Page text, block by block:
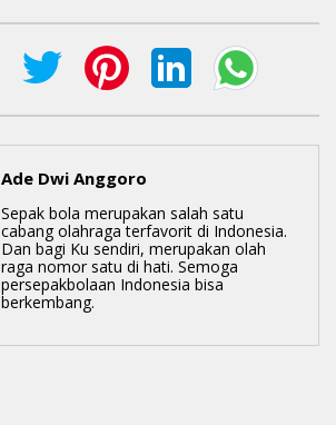
Ade Dwi Anggoro
Sepak bola merupakan salah satu
cabang olahraga terfavorit di Indonesia.
Dan bagi Ku sendiri, merupakan olah
raga nomor satu di hati. Semoga
persepakbolaan Indonesia bisa
berkembang.